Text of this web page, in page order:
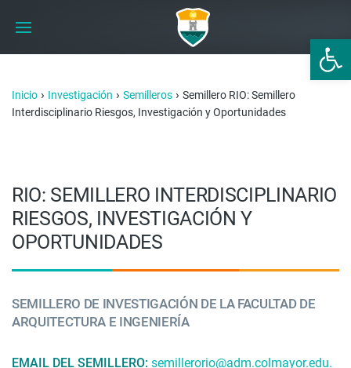
Abrir
Inicio › Investigación › Semilleros › Semillero RIO: Semillero
Interdisciplinario Riesgos, Investigación y Oportunidades
RIO: SEMILLERO INTERDISCIPLINARIO
RIESGOS, INVESTIGACIÓN Y
OPORTUNIDADES
SEMILLERO DE INVESTIGACIÓN DE LA FACULTAD DE
ARQUITECTURA E INGENIERÍA
EMAIL DEL SEMILLERO: semillerorio@adm.colmayor.edu.